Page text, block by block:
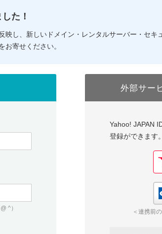
WHOIS検索 以下で
以下
た！
映し、新しいドメイン・レンタルサーバー・セキ
お寄せください。
^）
外部サー
Yahoo! JAPAN
登録ができます。
＜連携前